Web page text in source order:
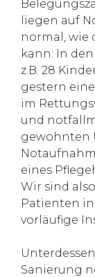
liegen auf
normal, wie
kann: In
z.B. 28
gestern
im
und
gewohnten
eines
Wir sind
Patienten in
vorläufige
Sanierung